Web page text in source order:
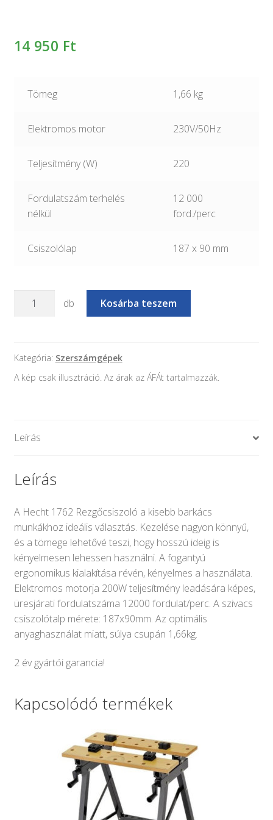
14 950 Ft
Tömeg 1,66 kg
Elektromos motor 230V/50Hz
Teljesítmény (W) 220
Fordulatszám terhelés
nélkül
12 000
ford./perc
Csiszolólap 187 x 90 mm
HECHT
rezgőcsiszoló
-
db Kosárba teszem
Kategória: Szerszámgépek
A kép csak illusztráció. Az árak az ÁFÁt tartalmazzák.
Leírás
Leírás
A Hecht 1762 Rezgőcsiszoló a kisebb barkács
munkákhoz ideális választás. Kezelése nagyon könnyű,
és a tömege lehetővé teszi, hogy hosszú ideig is
kényelmesen lehessen használni. A fogantyú
ergonomikus kialakítása révén, kényelmes a használata.
Elektromos motorja 200W teljesítmény leadására képes,
üresjárati fordulatszáma 12000 fordulat/perc. A szivacs
csiszolótalp mérete: 187x90mm. Az optimális
anyaghasználat miatt, súlya csupán 1,66kg.
2 év gyártói garancia!
Kapcsolódó termékek